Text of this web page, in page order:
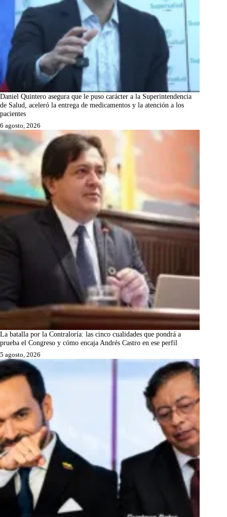
Daniel Quintero asegura que le puso carácter a la Superintendencia
de Salud, aceleró la entrega de medicamentos y la atención a los
pacientes
6 agosto, 2026
La batalla por la Contraloría: las cinco cualidades que pondrá a
prueba el Congreso y cómo encaja Andrés Castro en ese perfil
5 agosto, 2026